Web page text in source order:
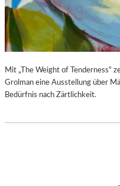
Mit „The Weight of Tenderness“
Grolman eine Ausstellung über
Bedürfnis nach Zärtlichkeit.